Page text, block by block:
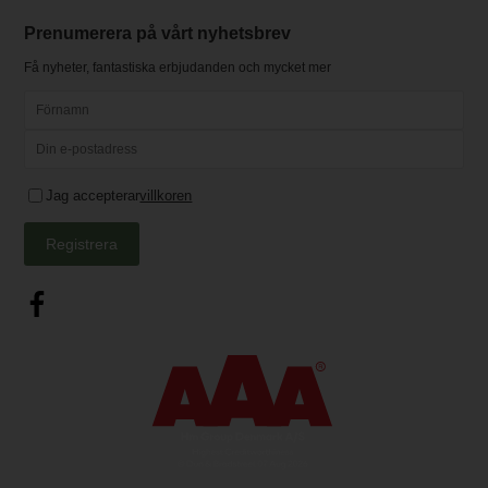
Prenumerera på vårt nyhetsbrev
Få nyheter, fantastiska erbjudanden och mycket mer
Jag accepterarvillkoren
Registrera